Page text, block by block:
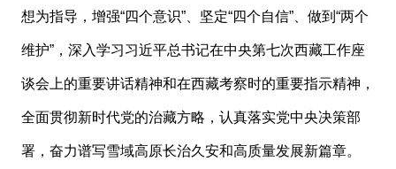
想为指导，增强“四个意识”、坚定“四个自信”、做到“两个
维护”，深入学习习近平总书记在中央第七次西藏工作座
谈会上的重要讲话精神和在西藏考察时的重要指示精神，
全面贯彻新时代党的治藏方略，认真落实党中央决策部
署，奋力谱写雪域高原长治久安和高质量发展新篇章。